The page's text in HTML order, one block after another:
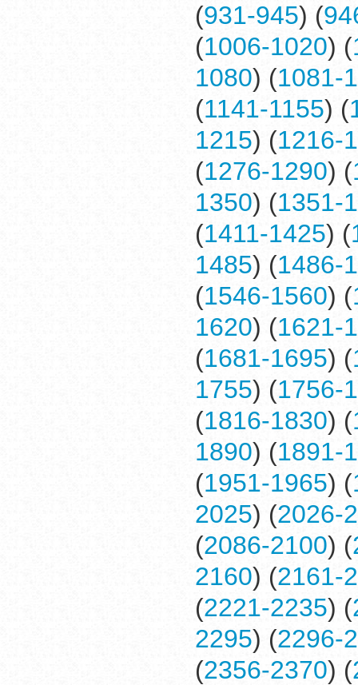
(931-945) (
(1006-1020) (
1080) (1081-
(1141-1155) (
1215) (1216-
(1276-1290) (
1350) (1351-
(1411-1425) (
1485) (1486-
(1546-1560) (
1620) (1621-
(1681-1695) (
1755) (1756-
(1816-1830) (
1890) (1891-
(1951-1965) (
2025) (2026-
(2086-2100) (
2160) (2161-
(2221-2235) (
2295) (2296-
(2356-2370) (